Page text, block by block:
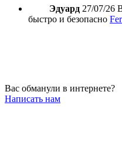
Эдуард 27/07/26
быстро и безопасно
Вас обманули в интернете?
Написать нам